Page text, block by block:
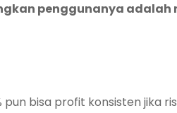
penggunanya adalah
pun bisa profit konsisten jika